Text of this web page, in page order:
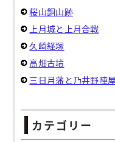
桜山銅山跡
上月城と上月合戦
久崎経塚
高畑古墳
三日月藩と乃井野陣屋
カテゴリー